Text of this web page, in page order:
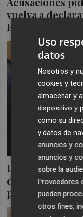
vuelva a
Pradas que le
Un jefe de
declarar: "Para
podías, hasta
Uso
datos
Nosotros y
cookies y
almacenar y
dispositivo y
como su
y datos de
anuncios y
anuncios y
sobre la
Proveedores
pueden
otros fines,